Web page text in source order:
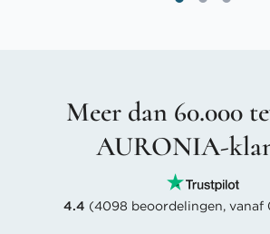
Meer dan 60.000
AURONIA-
4.4 (4098 beoordelingen, vanaf